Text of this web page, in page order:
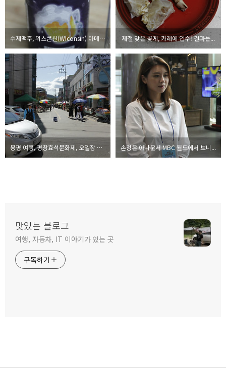
수제맥주, 위스콘신(WIconsin) 아메리칸 IPA, 묵직한 홉의 풍미가 매력 제철 맞은 꽃게, 카레에 입수! 결과는...
봉평 여행, 평창효석문화제, 오일장 등 볼거리 먹거리 '그레잇' 손정은 아나운서 MBC 월드에서 보니...
맛있는 블로그
여행, 자동차, IT 이야기가 있는 곳
구독하기